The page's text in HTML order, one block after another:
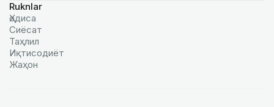
Ruknlar
Ҳодиса
Сиёсат
Таҳлил
Иқтисодиёт
Жаҳон